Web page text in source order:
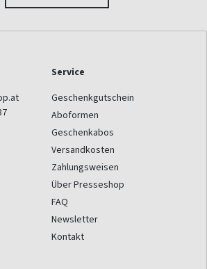
Service
Geschenkgutschein
Aboformen
Geschenkabos
Versandkosten
Zahlungsweisen
Über Presseshop
FAQ
Newsletter
Kontakt